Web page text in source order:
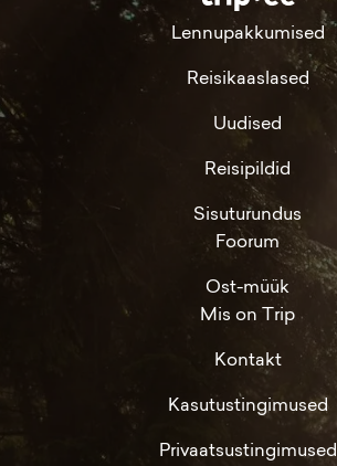
Lennupakkumised
Reisikaaslased
Uudised
Reisipildid
Sisuturundus
Foorum
Ost-müük
Mis on Trip
Kontakt
Kasutustingimused
Privaatsustingimused